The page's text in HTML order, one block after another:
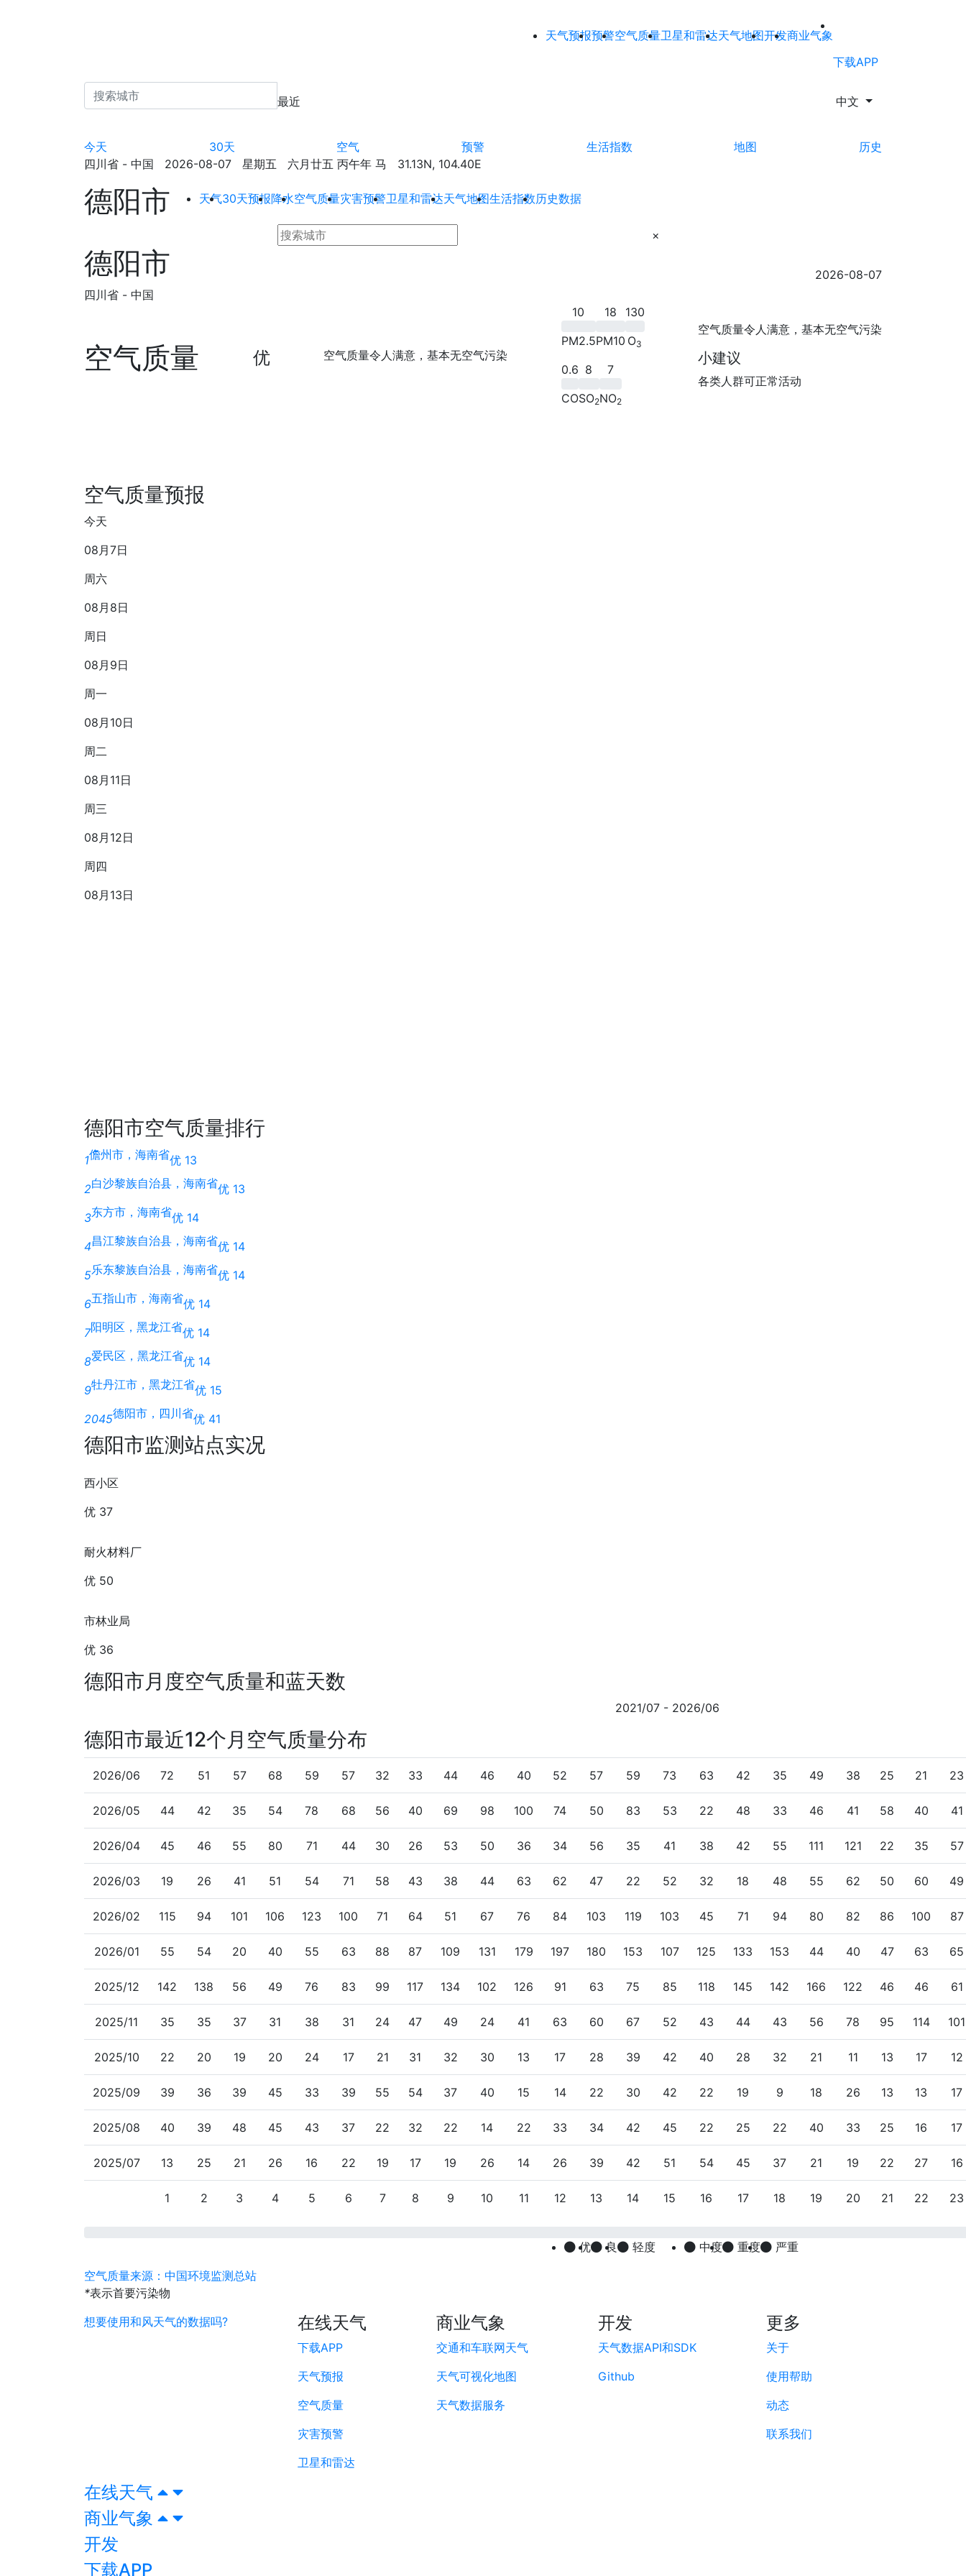
天气预报预警空气质量卫星和雷达天气地图开发商业气象
下载APP
最近 中文
今天 30天 空气 预警 生活指数 地图
历史
四川省 - 中国 2026-08-07 星期五 六月廿五 丙午年 马 31.13N, 104.40E
德阳市 天气30天预报降水空气质量灾害预警卫星和雷达天气地图生活指数历史数据
×
德阳市
四川省 - 中国
2026-08-07
空气质量 优 空气质量令人满意，基本无空气污染
10
PM2.5
18
PM10
130
O3
0.6
CO
8
SO2
7
NO2
空气质量令人满意，基本无空气污染
小建议
各类人群可正常活动
空气质量预报
今天
08月7日
周六
08月8日
周日
08月9日
周一
08月10日
周二
08月11日
周三
08月12日
周四
08月13日
德阳市空气质量排行
1儋州市，海南省优 13
2白沙黎族自治县，海南省优 13
3东方市，海南省优 14
4昌江黎族自治县，海南省优 14
5乐东黎族自治县，海南省优 14
6五指山市，海南省优 14
7阳明区，黑龙江省优 14
8爱民区，黑龙江省优 14
9牡丹江市，黑龙江省优 15
2045德阳市，四川省优 41
德阳市监测站点实况
西小区
优 37
耐火材料厂
优 50
市林业局
优 36
德阳市月度空气质量和蓝天数
2021/07 - 2026/06
德阳市最近12个月空气质量分布
2026/06 72 51 57 68 59 57 32 33 44 46 40 52 57 59 73 63 42 35 49 38 25 21 23
2026/05 44 42 35 54 78 68 56 40 69 98 100 74 50 83 53 22 48 33 46 41 58 40 41
2026/04 45 46 55 80 71 44 30 26 53 50 36 34 56 35 41 38 42 55 111 121 22 35 57
2026/03 19 26 41 51 54 71 58 43 38 44 63 62 47 22 52 32 18 48 55 62 50 60 49
2026/02 115 94 101 106 123 100 71 64 51 67 76 84 103 119 103 45 71 94 80 82 86 100 87
2026/01 55 54 20 40 55 63 88 87 109 131 179 197 180 153 107 125 133 153 44 40 47 63 65
2025/12 142 138 56 49 76 83 99 117 134 102 126 91 63 75 85 118 145 142 166 122 46 46 61
2025/11 35 35 37 31 38 31 24 47 49 24 41 63 60 67 52 43 44 43 56 78 95 114 101
2025/10 22 20 19 20 24 17 21 31 32 30 13 17 28 39 42 40 28 32 21 11 13 17 12
2025/09 39 36 39 45 33 39 55 54 37 40 15 14 22 30 42 22 19 9 18 26 13 13 17
2025/08 40 39 48 45 43 37 22 32 22 14 22 33 34 42 45 22 25 22 40 33 25 16 17
2025/07 13 25 21 26 16 22 19 17 19 26 14 26 39 42 51 54 45 37 21 19 22 27 16
1 2 3 4 5 6 7 8 9 10 11 12 13 14 15 16 17 18 19 20 21 22 23
优 良 轻度 中度 重度
严重
空气质量来源：中国环境监测总站
*表示首要污染物
想要使用和风天气的数据吗?
在线天气
下载APP
天气预报
空气质量
灾害预警
卫星和雷达
商业气象
交通和车联网天气
天气可视化地图
天气数据服务
开发
天气数据API和SDK
Github
更多
关于
使用帮助
动态
联系我们
在线天气
商业气象
开发
下载APP